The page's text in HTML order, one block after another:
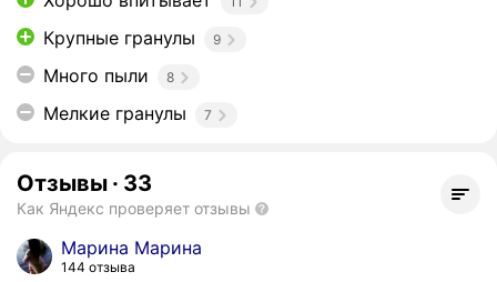
Крупные гранулы 9
Много пыли 8
Мелкие гранулы 7
Отзывы · 33
Как Яндекс проверяет отзывы
Марина Марина
144 отзыва